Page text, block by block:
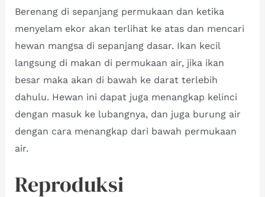
Berenang di sepanjang permukaan dan ketika
menyelam ekor akan terlihat ke atas dan mencari
hewan mangsa di sepanjang dasar. Ikan kecil
langsung di makan di permukaan air, jika ikan
besar maka akan di bawah ke darat terlebih
dahulu. Hewan ini dapat juga menangkap kelinci
dengan masuk ke lubangnya, dan juga burung air
dengan cara menangkap dari bawah permukaan
air.
Reproduksi